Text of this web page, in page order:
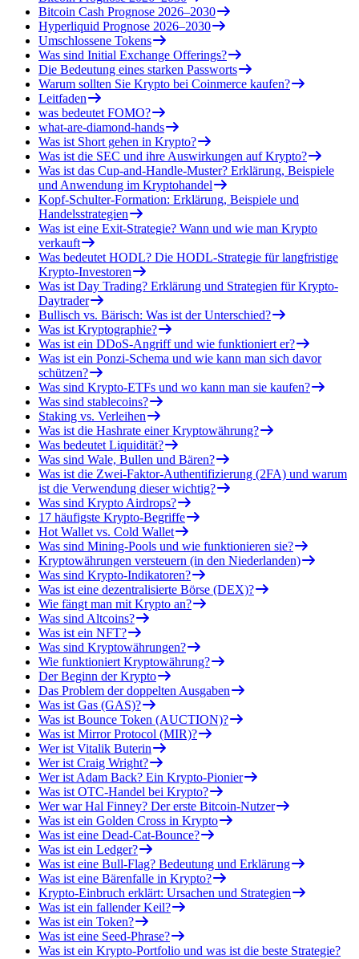
Bitcoin Cash Prognose 2026–2030
Hyperliquid Prognose 2026–2030
Umschlossene Tokens
Was sind Initial Exchange Offerings?
Die Bedeutung eines starken Passworts
Warum sollten Sie Krypto bei Coinmerce kaufen?
Leitfaden
was bedeutet FOMO?
what-are-diamond-hands
Was ist Short gehen in Krypto?
Was ist die SEC und ihre Auswirkungen auf Krypto?
Was ist das Cup-and-Handle-Muster? Erklärung, Beispiele
und Anwendung im Kryptohandel
Kopf-Schulter-Formation: Erklärung, Beispiele und
Handelsstrategien
Was ist eine Exit-Strategie? Wann und wie man Krypto
verkauft
Was bedeutet HODL? Die HODL-Strategie für langfristige
Krypto-Investoren
Was ist Day Trading? Erklärung und Strategien für Krypto-
Daytrader
Bullisch vs. Bärisch: Was ist der Unterschied?
Was ist Kryptographie?
Was ist ein DDoS-Angriff und wie funktioniert er?
Was ist ein Ponzi-Schema und wie kann man sich davor
schützen?
Was sind Krypto-ETFs und wo kann man sie kaufen?
Was sind stablecoins?
Staking vs. Verleihen
Was ist die Hashrate einer Kryptowährung?
Was bedeutet Liquidität?
Was sind Wale, Bullen und Bären?
Was ist die Zwei-Faktor-Authentifizierung (2FA) und warum
ist die Verwendung dieser wichtig?
Was sind Krypto Airdrops?
17 häufigste Krypto-Begriffe
Hot Wallet vs. Cold Wallet
Was sind Mining-Pools und wie funktionieren sie?
Kryptowährungen versteuern (in den Niederlanden)
Was sind Krypto-Indikatoren?
Was ist eine dezentralisierte Börse (DEX)?
Wie fängt man mit Krypto an?
Was sind Altcoins?
Was ist ein NFT?
Was sind Kryptowährungen?
Wie funktioniert Kryptowährung?
Der Beginn der Krypto
Das Problem der doppelten Ausgaben
Was ist Gas (GAS)?
Was ist Bounce Token (AUCTION)?
Was ist Mirror Protocol (MIR)?
Wer ist Vitalik Buterin
Wer ist Craig Wright?
Wer ist Adam Back? Ein Krypto-Pionier
Was ist OTC-Handel bei Krypto?
Wer war Hal Finney? Der erste Bitcoin-Nutzer
Was ist ein Golden Cross in Krypto
Was ist eine Dead-Cat-Bounce?
Was ist ein Ledger?
Was ist eine Bull-Flag? Bedeutung und Erklärung
Was ist eine Bärenfalle in Krypto?
Krypto-Einbruch erklärt: Ursachen und Strategien
Was ist ein fallender Keil?
Was ist ein Token?
Was ist eine Seed-Phrase?
Was ist ein Krypto-Portfolio und was ist die beste Strategie?